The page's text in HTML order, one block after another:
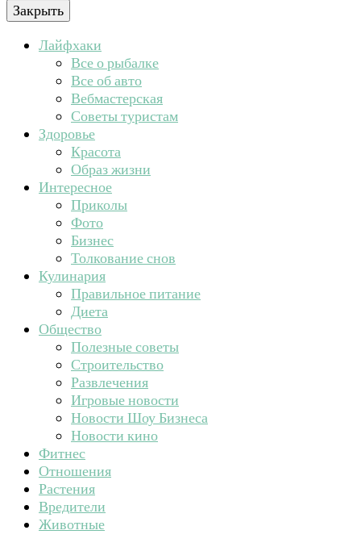
Закрыть
Лайфхаки
Все о рыбалке
Все об авто
Вебмастерская
Советы туристам
Здоровье
Красота
Образ жизни
Интересное
Приколы
Фото
Бизнес
Толкование снов
Кулинария
Правильное питание
Диета
Общество
Полезные советы
Строительство
Развлечения
Игровые новости
Новости Шоу Бизнеса
Новости кино
Фитнес
Отношения
Растения
Вредители
Животные